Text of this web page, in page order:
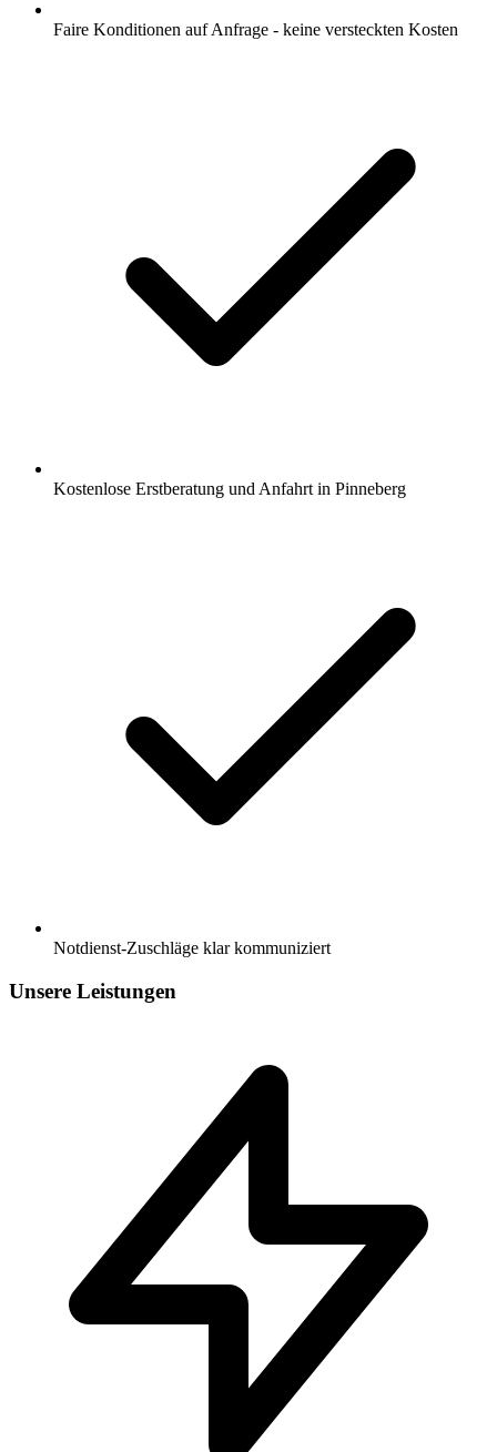
Faire Konditionen auf Anfrage - keine versteckten Kosten
Kostenlose Erstberatung und Anfahrt in Pinneberg
Notdienst-Zuschläge klar kommuniziert
Unsere Leistungen